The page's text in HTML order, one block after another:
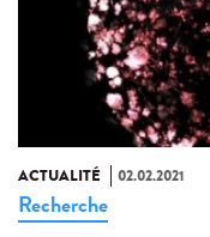
ACTUALITÉ 02.02.2021
Recherche